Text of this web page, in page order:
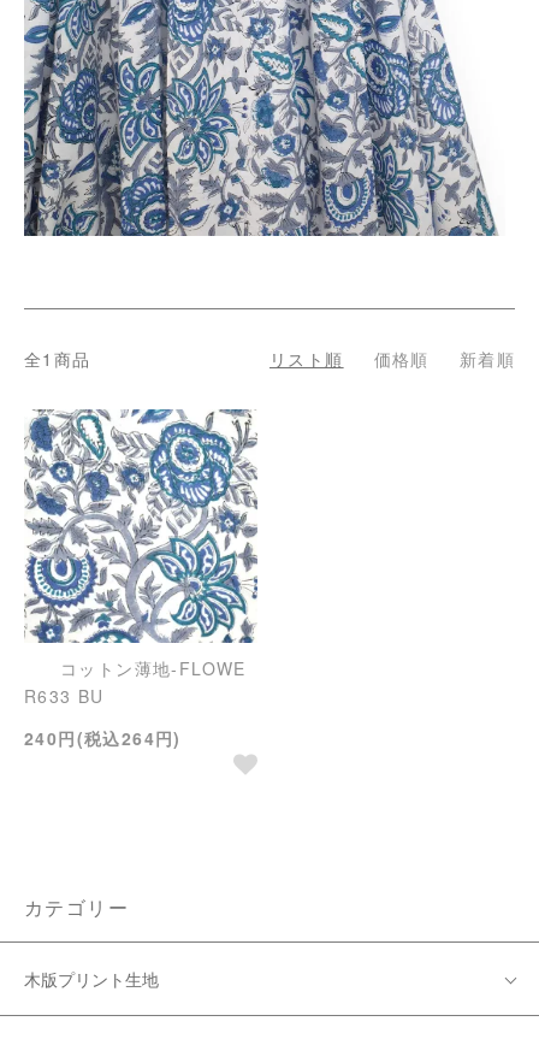
全1商品 リスト順 価格順 新着順
コットン薄地-FLOWE
R633 BU
240円(税込264円)
カテゴリー
木版プリント生地